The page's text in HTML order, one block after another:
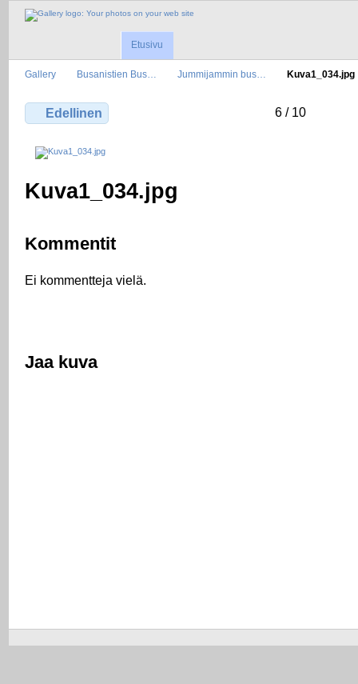
Etusivu
Gallery Busanistien Bus… Jummijammin bus… Kuva1_034.jpg
Edellinen 6 / 10
Kuva1_034.jpg
Kommentit
Ei kommentteja vielä.
Jaa kuva